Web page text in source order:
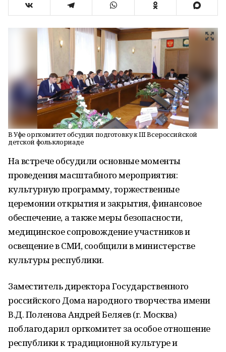
В Уфе оргкомитет обсудил подготовку к III Всероссийской
детской фольклориаде
На встрече обсудили основные моменты
проведения масштабного мероприятия:
культурную программу, торжественные
церемонии открытия и закрытия, финансовое
обеспечение, а также меры безопасности,
медицинское сопровождение участников и
освещение в СМИ, сообщили в министерстве
культуры республики.
Заместитель директора Государственного
российского Дома народного творчества имени
В.Д. Поленова Андрей Беляев (г. Москва)
поблагодарил оргкомитет за особое отношение
республики к традиционной культуре и